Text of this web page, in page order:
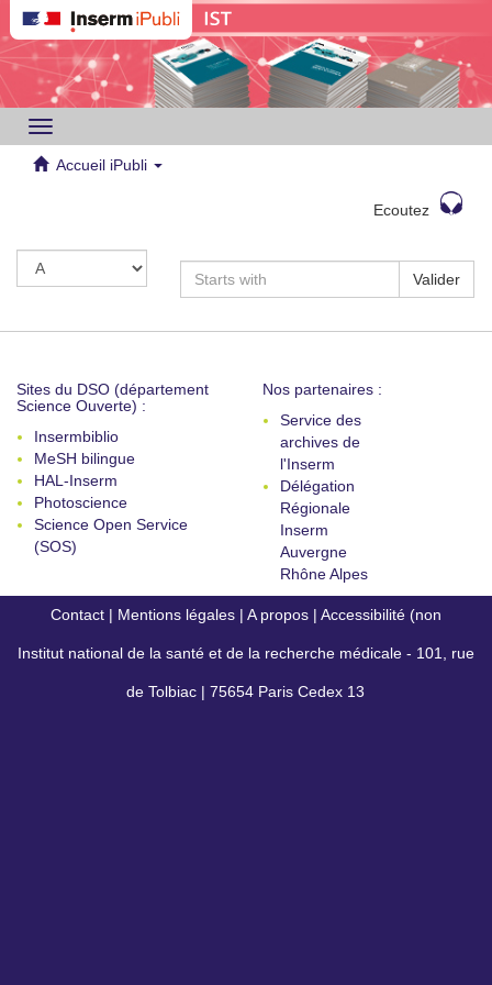
Toggle
navigation
Accueil iPubli
Ecoutez
Valider
Sites du DSO (département
Science Ouverte) :
Insermbiblio
MeSH bilingue
HAL-Inserm
Photoscience
Science Open Service
(SOS)
Nos partenaires :
Service des
archives de
l'Inserm
Délégation
Régionale
Inserm
Auvergne
Rhône Alpes
Contact | Mentions légales | A propos | Accessibilité (non
conforme)
Institut national de la santé et de la recherche médicale - 101, rue
de Tolbiac | 75654 Paris Cedex 13